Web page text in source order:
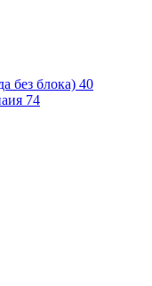
без блока) 40
74